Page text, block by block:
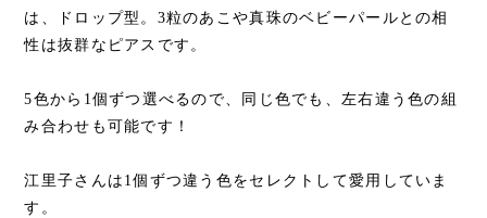
は、ドロップ型。3粒のあこや真珠のベビーパールとの相
性は抜群なピアスです。
5色から1個ずつ選べるので、同じ色でも、左右違う色の組
み合わせも可能です！
江里子さんは1個ずつ違う色をセレクトして愛用していま
す。